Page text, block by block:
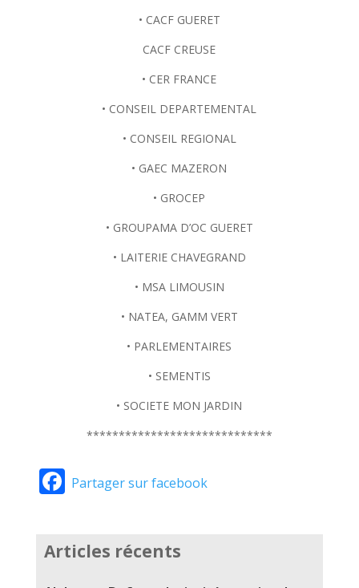
• CACF GUERET
CACF CREUSE
• CER FRANCE
• CONSEIL DEPARTEMENTAL
• CONSEIL REGIONAL
• GAEC MAZERON
• GROCEP
• GROUPAMA D’OC GUERET
• LAITERIE CHAVEGRAND
• MSA LIMOUSIN
• NATEA, GAMM VERT
• PARLEMENTAIRES
• SEMENTIS
• SOCIETE MON JARDIN
*****************************
Facebook
Partager sur facebook
Articles récents